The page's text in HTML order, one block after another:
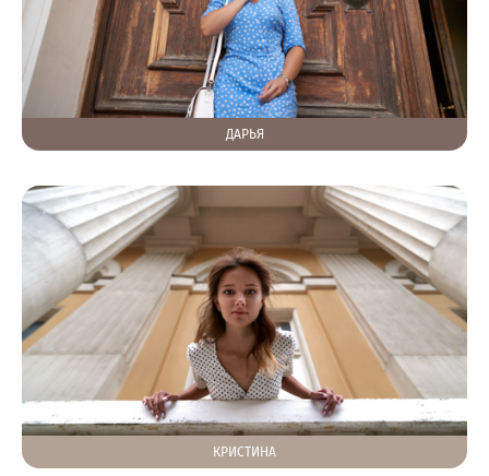
ДАРЬЯ
КРИСТИНА